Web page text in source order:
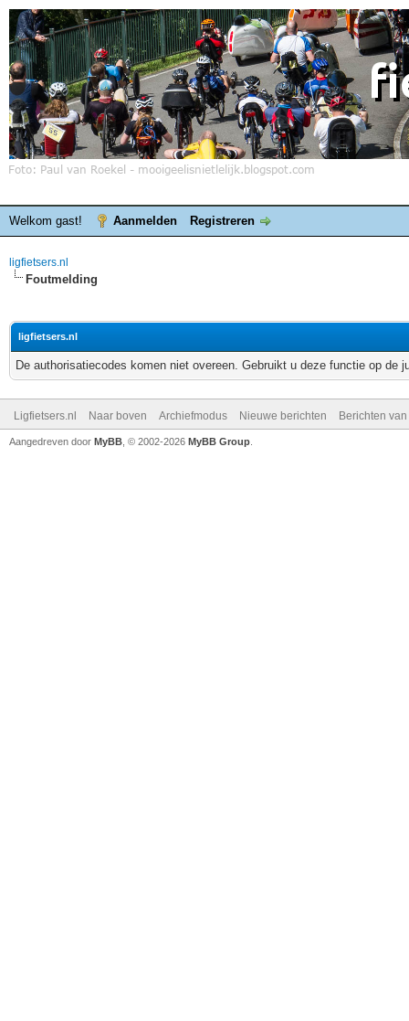
Welkom gast! Aanmelden Registreren
ligfietsers.nl
Foutmelding
ligfietsers.nl
De authorisatiecodes komen niet overeen. Gebruikt u deze functie op de
Ligfietsers.nl Naar boven Archiefmodus Nieuwe berichten Berichten
Aangedreven door MyBB , © 2002-2026 MyBB Group